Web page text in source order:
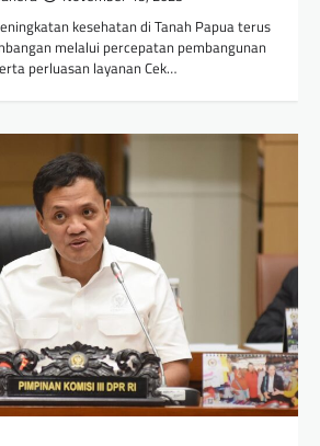
kesehatan di Tanah Papua terus
melalui percepatan pembangunan
perluasan layanan Cek…